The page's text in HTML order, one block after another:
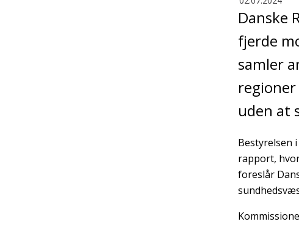
Danske
fjerde
samler
uden at
Bestyrelsen
rapport,
foreslår